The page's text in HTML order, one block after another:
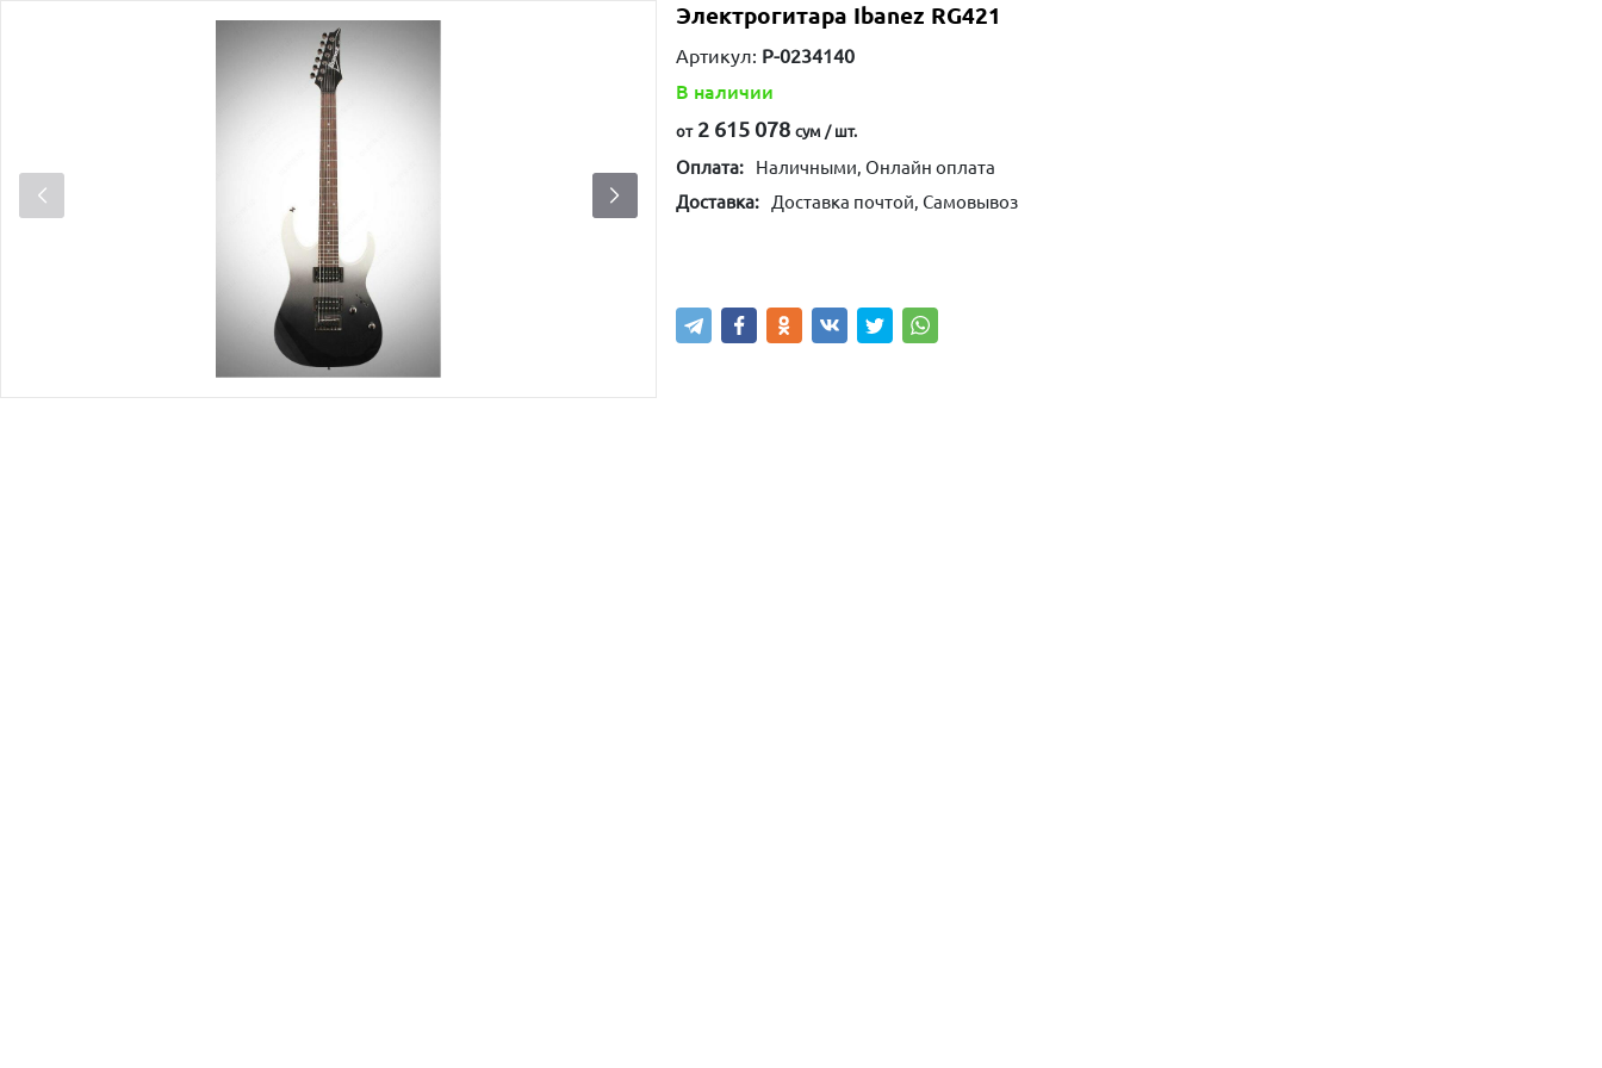
Электрогитара Ibanez RG421
Артикул: P-0234140
В наличии
от2 615 078 сум / шт.
Оплата:
Наличными, Онлайн оплата
Доставка:
Доставка почтой, Самовывоз